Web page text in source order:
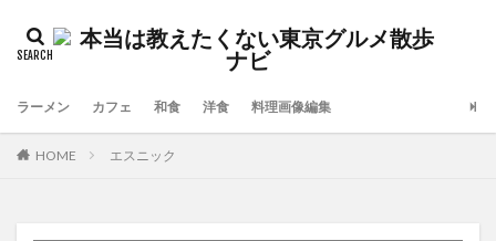
ラーメン カフェ 和食 洋食 料理画像編集
HOME エスニック